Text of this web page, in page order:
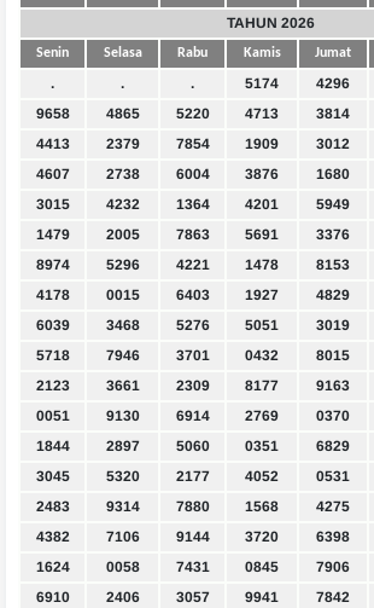
TAHUN 2026
Senin Selasa Rabu Kamis Jumat
. . . 5174 4296
9658
4865 5220 4713 3814
4413
2379 7854 1909 3012
4607
2738 6004 3876 1680
3015
4232 1364 4201 5949
1479
2005 7863 5691 3376
8974
5296 4221 1478 8153
4178
0015 6403 1927 4829
6039
3468 5276 5051 3019
5718
7946 3701 0432 8015
2123
3661 2309 8177 9163
0051
9130 6914 2769 0370
1844
2897 5060 0351 6829
3045
5320 2177 4052 0531
2483
9314 7880 1568 4275
4382
7106 9144 3720 6398
1624
0058 7431 0845 7906
6910
2406 3057 9941 7842